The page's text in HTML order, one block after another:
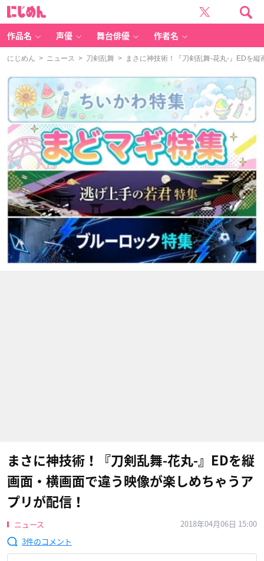
作品名 声優 舞台俳優 作者名
にじめん > ニュース > 刀剣乱舞 > まさに神技術！『刀剣乱舞-花丸-』EDを
まさに神技術！『刀剣乱舞-花丸-』EDを縦
画面・横画面で違う映像が楽しめちゃうア
プリが配信！
ニュース
2018年04月06日 15:00
3